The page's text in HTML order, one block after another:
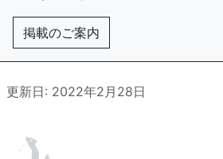
掲載のご案内
更新日: 2022年2月28日